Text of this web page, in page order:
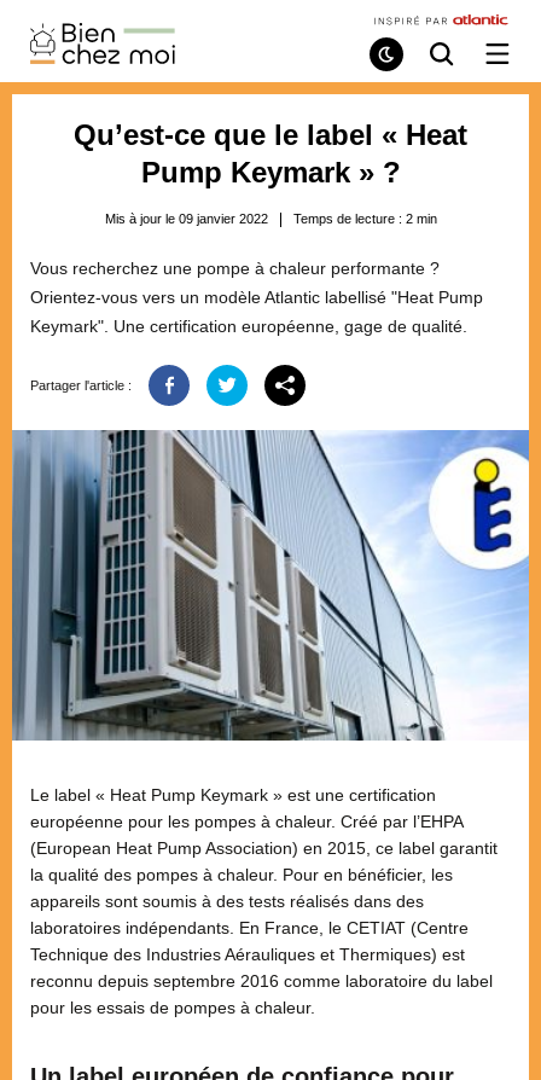
Bien
Chez
Moi
Mode
de
Recherche
/
Qu’est-ce que le label « Heat
Pump Keymark » ?
Mis à jour le 09 janvier 2022 Temps de lecture : 2 min
Vous recherchez une pompe à chaleur performante ?
Orientez-vous vers un modèle Atlantic labellisé "Heat Pump
Keymark". Une certification européenne, gage de qualité.
Partager l'article :
Le label « Heat Pump Keymark » est une certification
européenne pour les pompes à chaleur. Créé par l’EHPA
(European Heat Pump Association) en 2015, ce label garantit
la qualité des pompes à chaleur. Pour en bénéficier, les
appareils sont soumis à des tests réalisés dans des
laboratoires indépendants. En France, le CETIAT (Centre
Technique des Industries Aérauliques et Thermiques) est
reconnu depuis septembre 2016 comme laboratoire du label
pour les essais de pompes à chaleur.